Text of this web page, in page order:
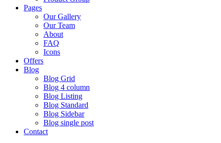
Pages
Our Gallery
Our Team
About
FAQ
Icons
Offers
Blog
Blog Grid
Blog 4 column
Blog Listing
Blog Standard
Blog Sidebar
Blog single post
Contact